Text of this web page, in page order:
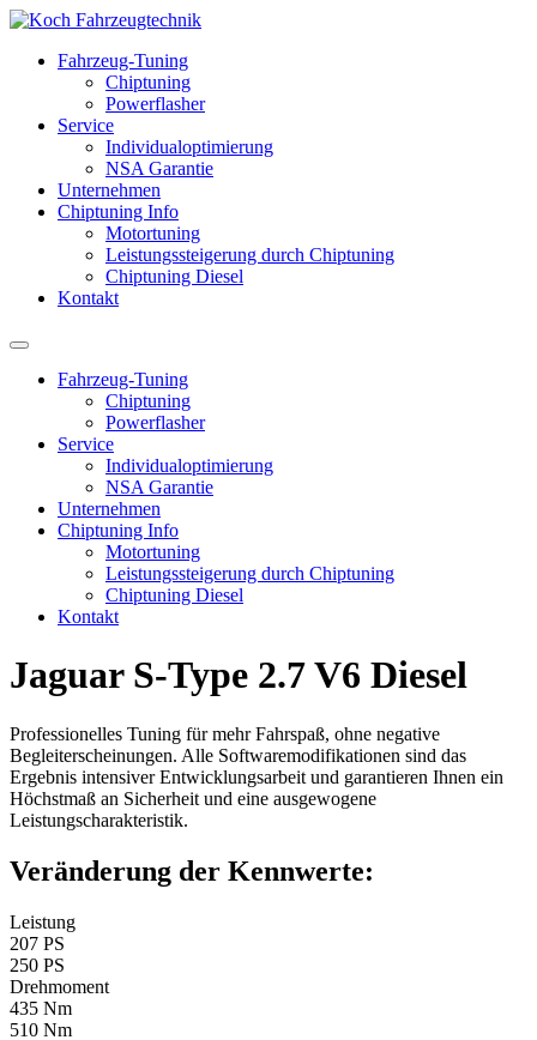
Fahrzeug-Tuning
Chiptuning
Powerflasher
Service
Individualoptimierung
NSA Garantie
Unternehmen
Chiptuning Info
Motortuning
Leistungssteigerung durch Chiptuning
Chiptuning Diesel
Kontakt
Fahrzeug-Tuning
Chiptuning
Powerflasher
Service
Individualoptimierung
NSA Garantie
Unternehmen
Chiptuning Info
Motortuning
Leistungssteigerung durch Chiptuning
Chiptuning Diesel
Kontakt
Jaguar S-Type 2.7 V6 Diesel
Professionelles Tuning für mehr Fahrspaß, ohne negative
Begleiterscheinungen. Alle Softwaremodifikationen sind das
Ergebnis intensiver Entwicklungsarbeit und garantieren Ihnen ein
Höchstmaß an Sicherheit und eine ausgewogene
Leistungscharakteristik.
Veränderung der Kennwerte:
Leistung
207 PS
250 PS
Drehmoment
435 Nm
510 Nm